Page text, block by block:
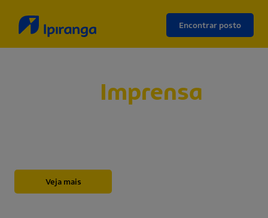
Encontrar posto
Imprensa
Veja mais